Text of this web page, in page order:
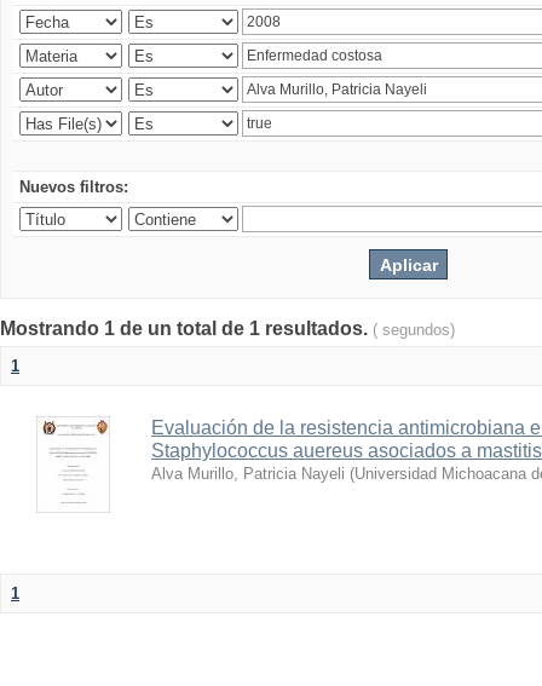
Nuevos filtros:
Mostrando 1 de un total de 1 resultados. ( segundos)
1
Evaluación de la resistencia antimicrobiana
Staphylococcus auereus asociados a
Alva Murillo, Patricia Nayeli (Universidad Michoacana
1